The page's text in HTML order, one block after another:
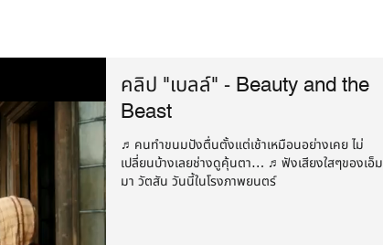
คลิป "เบลล์" - Beauty and the
Beast
♫ คนทำขนมปังตื่นตั้งแต่เช้าเหมือนอย่างเคย ไม่
เปลี่ยนบ้างเลยช่างดูคุ้นตา… ♫ ฟังเสียงใสๆของเอ็ม
มา วัตสัน วันนี้ในโรงภาพยนตร์